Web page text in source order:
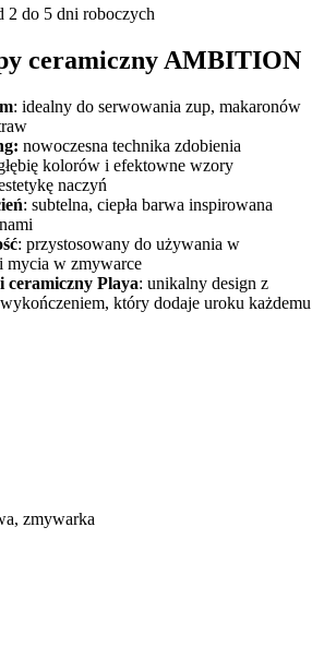
2 do 5 dni roboczych
ceramiczny AMBITION
: idealny do serwowania zup, makaronów
nowoczesna technika zdobienia
kolorów i efektowne wzory
naczyń
: subtelna, ciepła barwa inspirowana
: przystosowany do używania w
mycia w zmywarce
ceramiczny Playa: unikalny design z
który dodaje uroku każdemu
zmywarka